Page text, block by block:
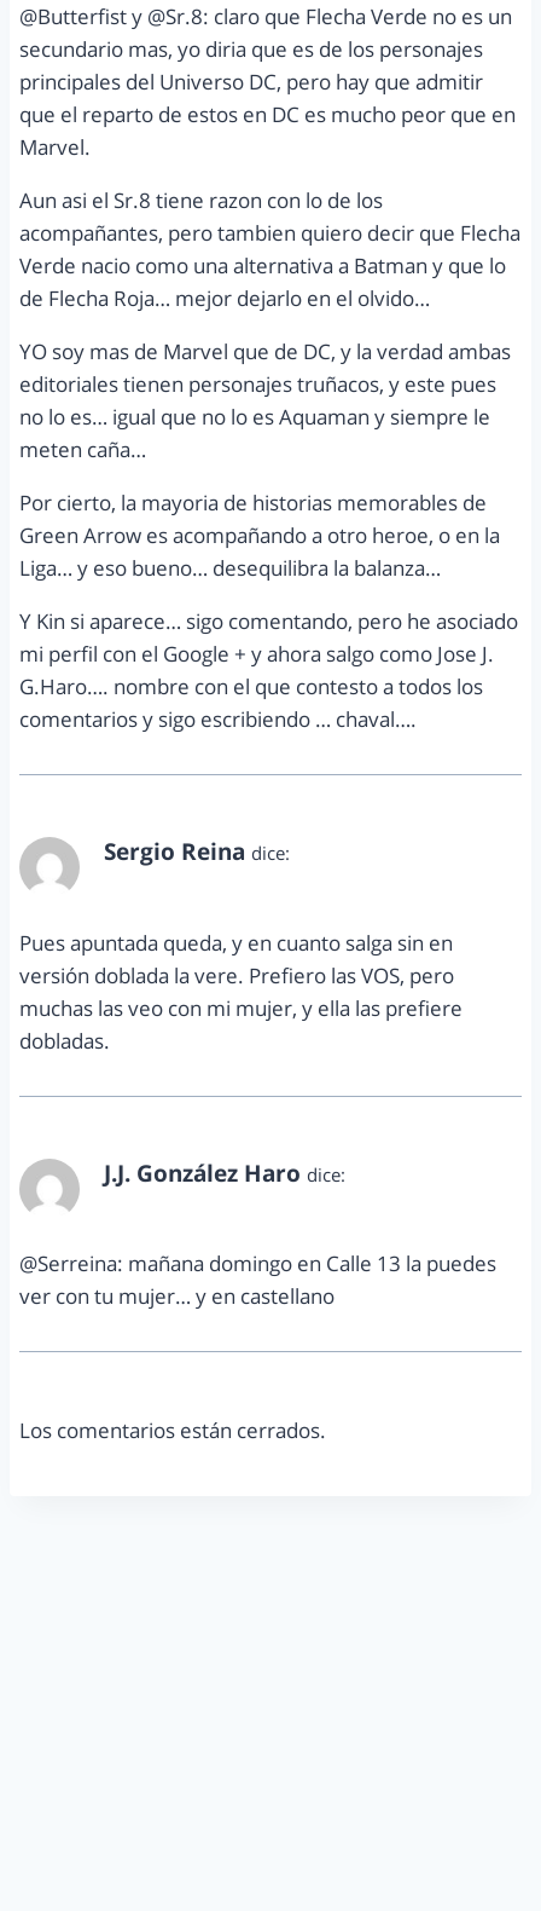
@Butterfist y @Sr.8: claro que Flecha Verde no es un
secundario mas, yo diria que es de los personajes
principales del Universo DC, pero hay que admitir
que el reparto de estos en DC es mucho peor que en
Marvel.
Aun asi el Sr.8 tiene razon con lo de los
acompañantes, pero tambien quiero decir que Flecha
Verde nacio como una alternativa a Batman y que lo
de Flecha Roja… mejor dejarlo en el olvido…
YO soy mas de Marvel que de DC, y la verdad ambas
editoriales tienen personajes truñacos, y este pues
no lo es… igual que no lo es Aquaman y siempre le
meten caña…
Por cierto, la mayoria de historias memorables de
Green Arrow es acompañando a otro heroe, o en la
Liga… y eso bueno… desequilibra la balanza…
Y Kin si aparece… sigo comentando, pero he asociado
mi perfil con el Google + y ahora salgo como Jose J.
G.Haro…. nombre con el que contesto a todos los
comentarios y sigo escribiendo … chaval….
Sergio Reina dice:
Pues apuntada queda, y en cuanto salga sin en
versión doblada la vere. Prefiero las VOS, pero
muchas las veo con mi mujer, y ella las prefiere
dobladas.
J.J. González Haro dice:
@Serreina: mañana domingo en Calle 13 la puedes
ver con tu mujer… y en castellano
Los comentarios están cerrados.